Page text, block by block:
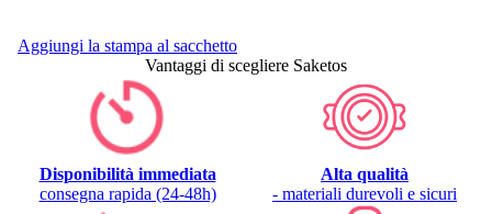
Aggiungi la stampa al sacchetto
Vantaggi di scegliere Saketos
Disponibilità immediata
consegna rapida (24-48h)
Alta qualità
- materiali durevoli e sicuri